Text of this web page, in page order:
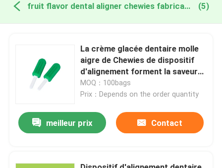
fruit flavor dental aligner chewies fabrication en ligne (5)
La crème glacée dentaire molle
aigre de Chewies de dispositif
d'alignement forment la saveur
de fruit pour orthodontique
MOQ：100bags
Prix：Depends on the order quantity
meilleur prix Contact